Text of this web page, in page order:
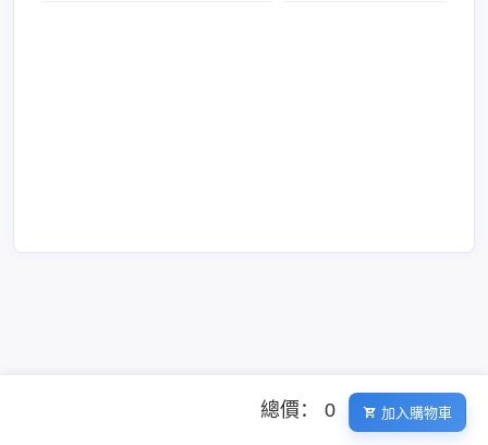
總價： 0 加入購物車